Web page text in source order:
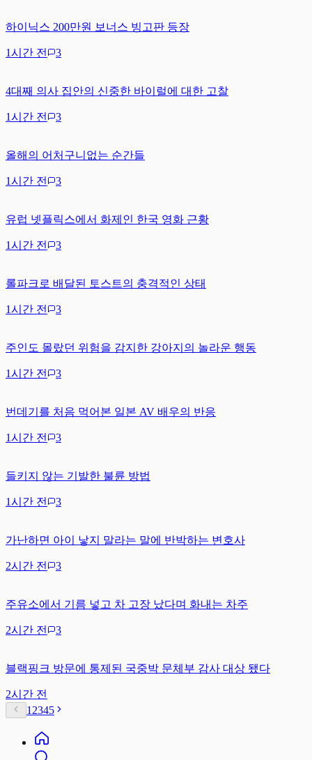
하이닉스 200만원 보너스 빙고판 등장
1시간 전 3
4대째 의사 집안의 신중한 바이럴에 대한 고찰
1시간 전 3
올해의 어처구니없는 순간들
1시간 전 3
유럽 넷플릭스에서 화제인 한국 영화 근황
1시간 전 3
롤파크로 배달된 토스트의 충격적인 상태
1시간 전 3
주인도 몰랐던 위험을 감지한 강아지의 놀라운 행동
1시간 전 3
번데기를 처음 먹어본 일본 AV 배우의 반응
1시간 전 3
들키지 않는 기발한 불륜 방법
1시간 전 3
가난하면 아이 낳지 말라는 말에 반박하는 변호사
2시간 전 3
주유소에서 기름 넣고 차 고장 났다며 화내는 차주
2시간 전 3
블랙핑크 방문에 통제된 국중박 문체부 감사 대상 됐다
2시간 전
1 2345